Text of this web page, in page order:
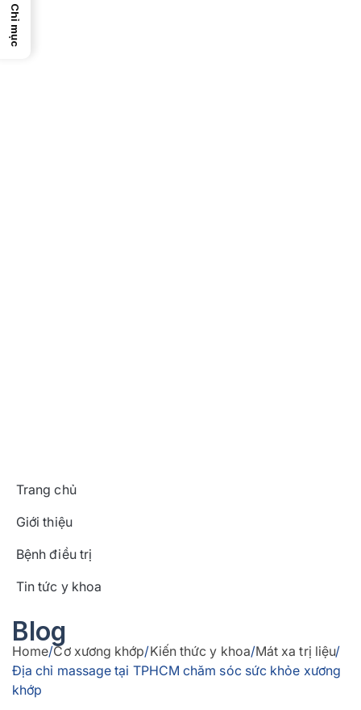
Trang chủ
Giới thiệu
Bệnh điều trị
Tin tức y khoa
Blog
Home/Cơ xương khớp/Kiến thức y khoa/Mát xa trị liệu/
Địa chỉ massage tại TPHCM chăm sóc sức khỏe xương
khớp
Chỉ mục